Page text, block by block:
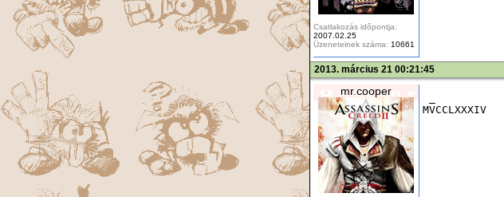
Csatlakozás időpontja:
2007.02.25
Üzeneteinek száma: 10661
2013. március 21 00:21:45
mr.cooper
MVCCLXXXIV